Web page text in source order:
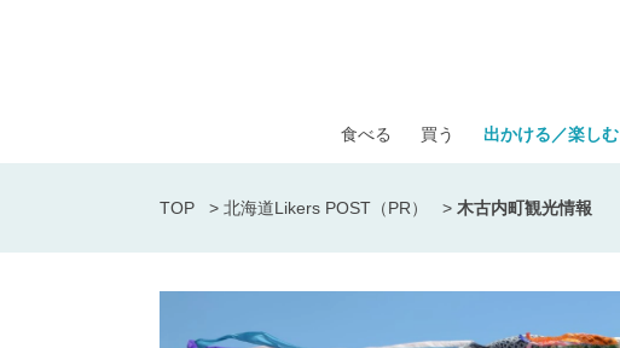
食べる 買う 出かける／楽しむ
TOP > 北海道Likers POST（PR） > 木古内町観光情報